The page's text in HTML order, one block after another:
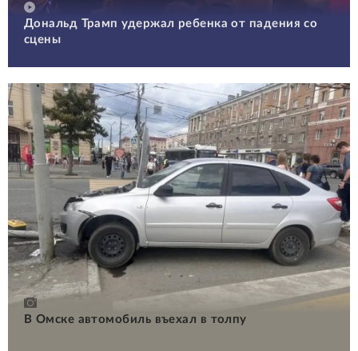
Дональд Трамп удержал ребенка от падения со
сцены
В Омске автомобиль въехал в толпу